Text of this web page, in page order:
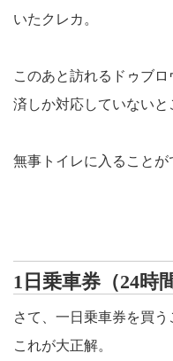
いたクレカ。
このあと訪れるドゥブ
済しか対応していないと
無事トイレに入ることが
1日乗車券（24時
さて、一日乗車券を買う
これが大正解。